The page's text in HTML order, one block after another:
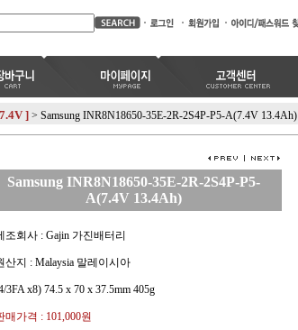
] > Samsung INR8N18650-35E-2R-2S4P-P5-A(7.4V 13.4Ah)
Samsung INR8N18650-35E-2R-2S4P-P5-
A(7.4V 13.4Ah)
조회사 : Gajin 가진배터리
산지 : Malaysia 말레이시아
3FA x8) 74.5 x 70 x 37.5mm 405g
매가격 : 101,000원